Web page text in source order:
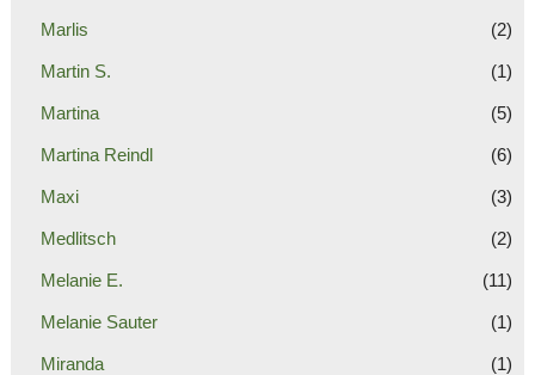
Marlis (2)
Martin S. (1)
Martina (5)
Martina Reindl (6)
Maxi (3)
Medlitsch (2)
Melanie E. (11)
Melanie Sauter (1)
Miranda (1)